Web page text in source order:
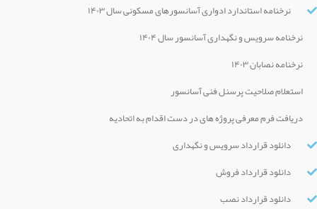
نرخنامه استاندارد ادواری آسانسورهای مسکونی سال ۱۴۰۳
نرخنامه سرویس و نگهداری آسانسور سال ۱۴۰۴
نرخنامه نصابان ۱۴۰۳
استعلام صلاحیت پرسنل فنی آسانسور
دریافت فرم معرفی پروژه های در دست اقدام به اتحادیه
دانلود قرارداد سرویس و نگهداری
دانلود قرارداد فروش
دانلود قرارداد نصب